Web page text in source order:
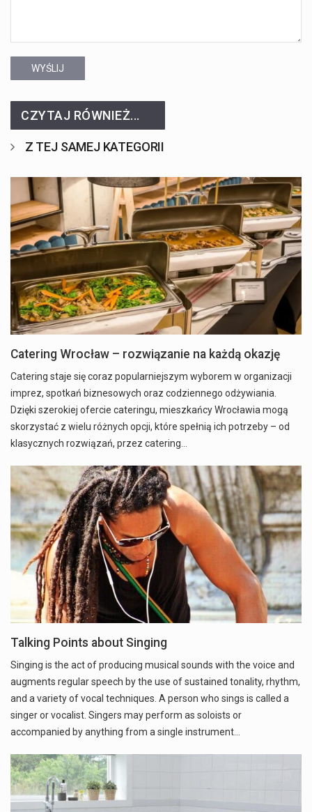
WYŚLIJ
CZYTAJ RÓWNIEŻ...
Z TEJ SAMEJ KATEGORII
Catering Wrocław – rozwiązanie na każdą okazję
Catering staje się coraz popularniejszym wyborem w organizacji
imprez, spotkań biznesowych oraz codziennego odżywiania.
Dzięki szerokiej ofercie cateringu, mieszkańcy Wrocławia mogą
skorzystać z wielu różnych opcji, które spełnią ich potrzeby – od
klasycznych rozwiązań, przez catering…
Talking Points about Singing
Singing is the act of producing musical sounds with the voice and
augments regular speech by the use of sustained tonality, rhythm,
and a variety of vocal techniques. A person who sings is called a
singer or vocalist. Singers may perform as soloists or
accompanied by anything from a single instrument…